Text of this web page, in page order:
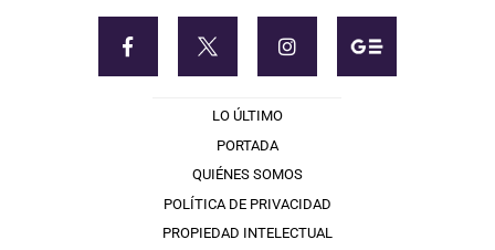
LO ÚLTIMO
PORTADA
QUIÉNES SOMOS
POLÍTICA DE PRIVACIDAD
PROPIEDAD INTELECTUAL